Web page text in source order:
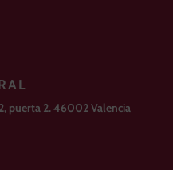
puerta 2. 46002 Valencia